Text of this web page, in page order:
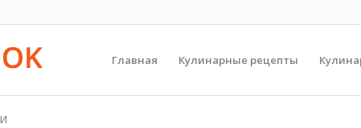
Главная Кулинарные рецепты